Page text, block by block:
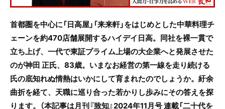
首都圏を中心に「日高屋」「来来軒」をはじめとした中華料理チ
ェーンを約470店舗展開するハイデイ日高。同社を裸一貫で
立ち上げ、一代で東証プライム上場の大企業へと発展させた
のが神田 正氏、83歳。いまなお経営の第一線を走り続ける
氏の底知れぬ情熱はいかにして育まれたのでしょうか。紆余
曲折を経て、天職に巡り合った若かりし歩みにその答えを探
ります。（本記事は月刊『致知』2024年11月号 連載「二十代を